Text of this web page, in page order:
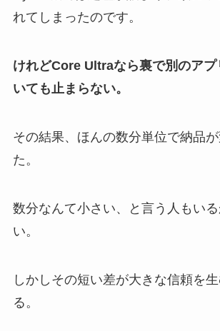
れてしまったのです。
けれどCore Ultraなら裏で別のアプ
いても止まらない。
その結果、ほんの数分単位で納品
た。
数分なんて小さい、と言う人もい
い。
しかしその短い差が大きな信頼を
る。